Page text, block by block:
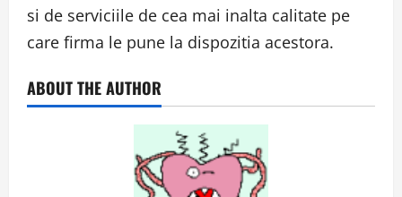
si de serviciile de cea mai inalta calitate pe
care firma le pune la dispozitia acestora.
ABOUT THE AUTHOR